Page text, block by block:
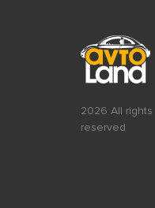
2026 All rights
reserved